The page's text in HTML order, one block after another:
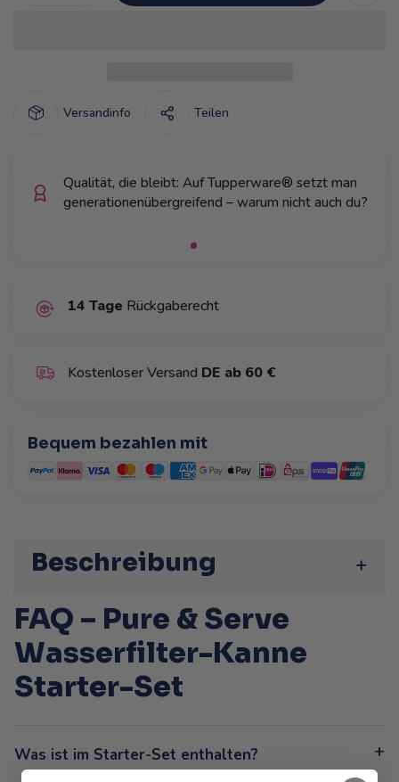
Versandinfo Teilen
Qualität, die bleibt: Auf Tupperware® setzt man
generationenübergreifend – warum nicht auch du?
14 Tage Rückgaberecht
Kostenloser Versand DE ab 60 €
Bequem bezahlen mit
Beschreibung
FAQ – Pure & Serve
Wasserfilter-Kanne
Starter-Set
Was ist im Starter-Set enthalten?